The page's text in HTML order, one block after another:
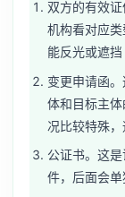
双方的有效
机构看对应
能反光或遮挡
变更申请函
体和目标主
况比较特殊
公证书。这
件，后面会